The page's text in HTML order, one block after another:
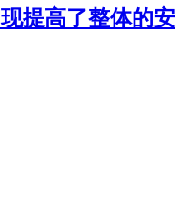
提高了整体的安